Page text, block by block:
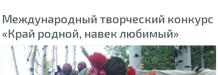
Международный творческий конкурс
«Край родной, навек любимый»